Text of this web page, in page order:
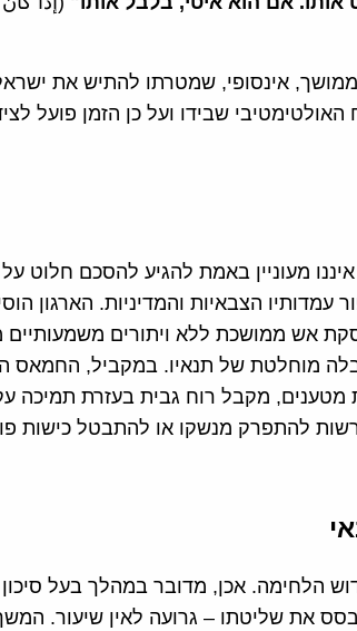
אינסופי, שמטרתו להתיש את
שבידו ועל כן הזמן פועל
מעוניין באמת להגיע להסכם חלוט
הצבאיות והמדיניות. הארגון
אש ממושכת ללא ויתורים משמעותיים
מוחלטת של תנאיו. במקביל, החמאס
מטענים, מקבל רוח גבית בעזרת תמיכה
להתפרק מנשקו או להתבטל כישות
הלחימה. אכן, מדובר במהלך בעל
את שליטתו – גרועה לאין שיעור.